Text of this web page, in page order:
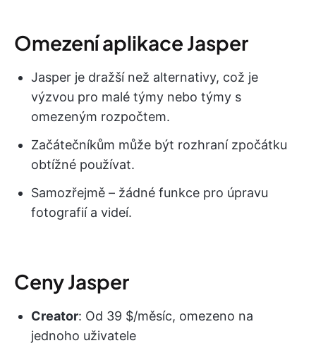
Omezení aplikace Jasper
Jasper je dražší než alternativy, což je
výzvou pro malé týmy nebo týmy s
omezeným rozpočtem.
Začátečníkům může být rozhraní zpočátku
obtížné používat.
Samozřejmě – žádné funkce pro úpravu
fotografií a videí.
Ceny Jasper
Creator: Od 39 $/měsíc, omezeno na
jednoho uživatele